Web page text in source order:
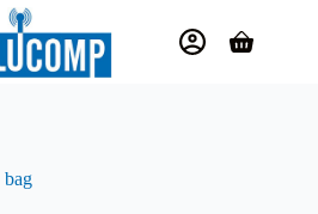
Carrello
bag